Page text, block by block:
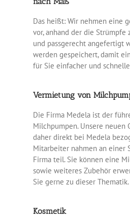
Das heißt: Wir nehmen eine
vor, anhand der die Strümpfe
und passgerecht angefertigt
werden gespeichert, damit
für Sie einfacher und
Vermietung von
Die Firma Medela ist der
Milchpumpen. Unsere neuen
daher direkt bei Medela
Mitarbeiter nahmen an einer
Firma teil. Sie können eine
sowie weiteres Zubehör
Sie gerne zu dieser Thematik.
Kosmetik